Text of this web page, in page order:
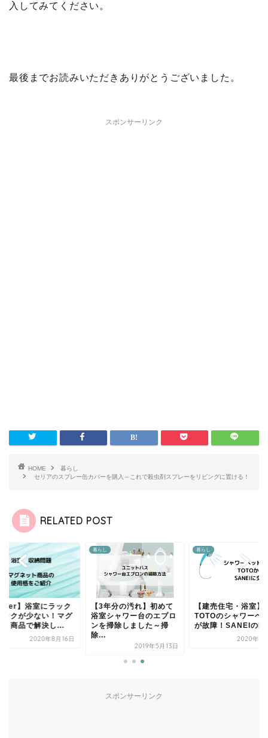
入してみてください。
最後までお読みいただきありがとうございました。
スポンサーリンク
HOME
暮らし
セリアのスプレー缶カバーを購入～これで殺虫剤スプレーをリビングに置ける！
RELATED POST
分の汚れ】初めて
シャワー台のエプロ
掃除しました～掃
暮らし
【建売住宅・浴室】
TOTOのシャワーヘッド
が故障！SANEIのRA...
暮らし
【tower】浴室にラ
やフックが少ない！
ネット商品で解決し
2020年8
スポンサーリンク